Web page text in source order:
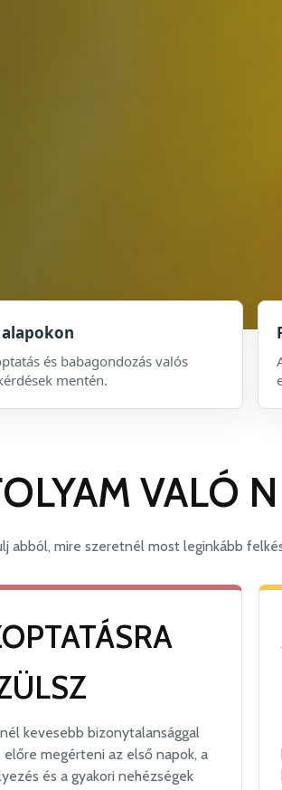
és babagondozás valós
mentén.
VALÓ
abból, mire szeretnél most leginkább
kevesebb bizonytalansággal
előre megérteni az első napok, a
és a gyakori nehézségek